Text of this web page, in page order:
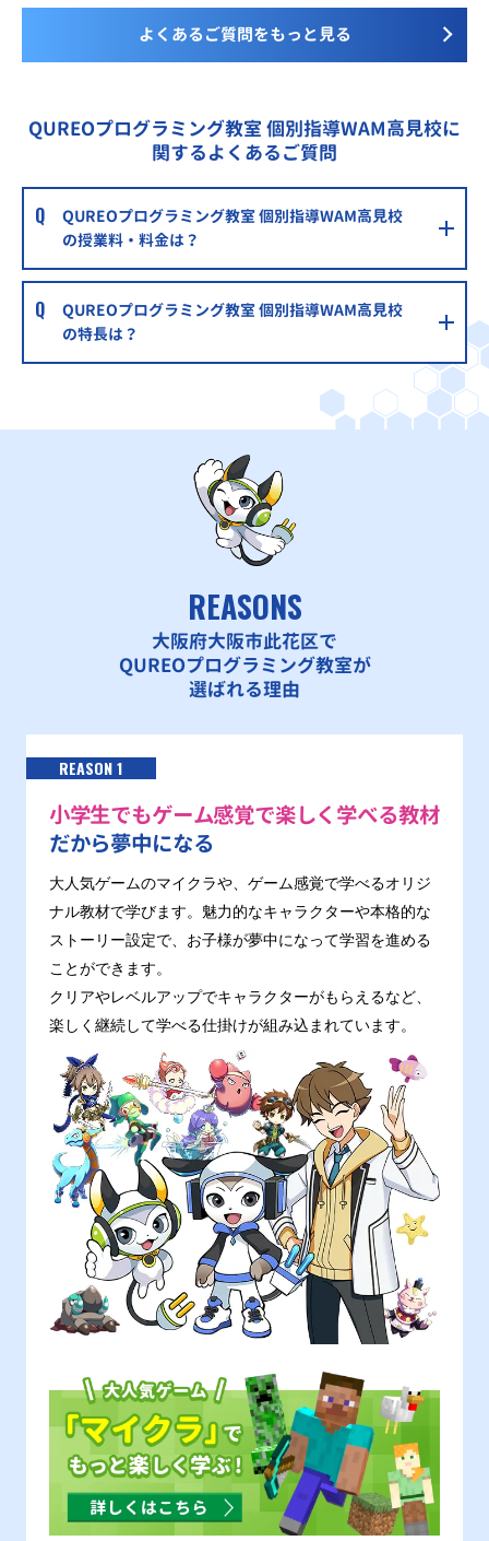
よくあるご質問をもっと見る
QUREOプログラミング教室 個別指導WAM高見校に
関するよくあるご質問
QUREOプログラミング教室 個別指導WAM高見校
の授業料・料金は？
QUREOプログラミング教室 個別指導WAM高見校
の特長は？
REASONS
大阪府大阪市此花区で
QUREOプログラミング教室が
選ばれる理由
REASON 1
小学生でもゲーム感覚で楽しく学べる教材
だから夢中になる
大人気ゲームのマイクラや、ゲーム感覚で学べるオリジ
ナル教材で学びます。魅力的なキャラクターや本格的な
ストーリー設定で、お子様が夢中になって学習を進める
ことができます。
クリアやレベルアップでキャラクターがもらえるなど、
楽しく継続して学べる仕掛けが組み込まれています。